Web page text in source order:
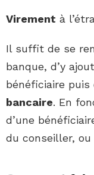
Virement à
Il suffit de se
banque, d’y
bénéficiaire puis
bancaire. En
d’une
du conseiller,